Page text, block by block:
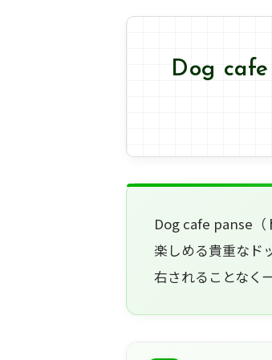
Dog
Dog cafe panse（
楽しめる貴重なド
右されることなく